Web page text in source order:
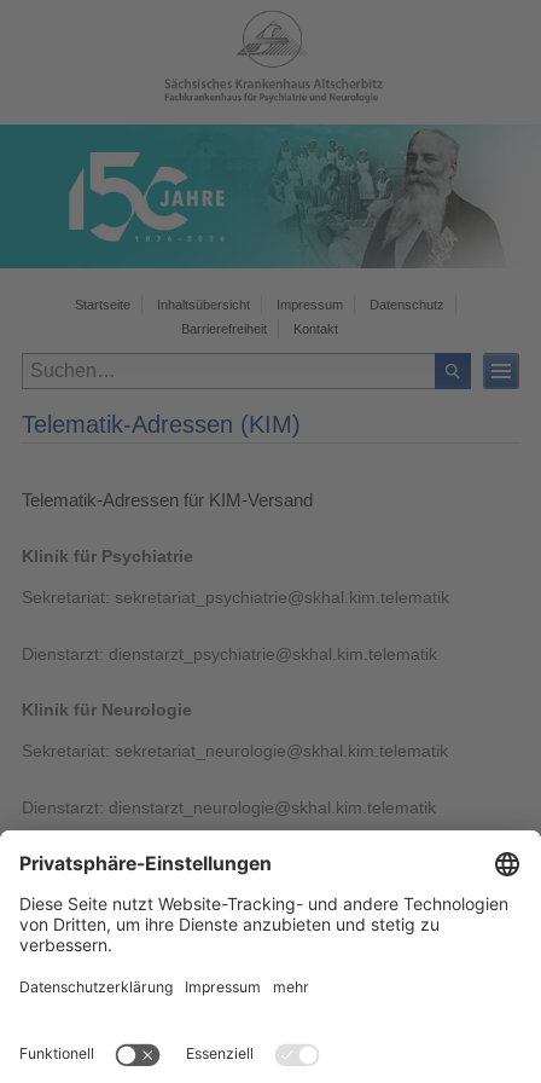
Startseite Inhaltsübersicht Impressum
Datenschutz
Barrierefreiheit
Kontakt
Telematik-Adressen (KIM)
Telematik-Adressen für KIM-Versand
Klinik für Psychiatrie
Sekretariat: sekretariat_psychiatrie@skhal.kim.telematik
Dienstarzt: dienstarzt_psychiatrie@skhal.kim.telematik
Klinik für Neurologie
Sekretariat: sekretariat_neurologie@skhal.kim.telematik
Dienstarzt: dienstarzt_neurologie@skhal.kim.telematik